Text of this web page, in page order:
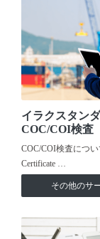
イラクスタン
COC/COI検査
COC/COI検査につい
Certificate …
その他のサ